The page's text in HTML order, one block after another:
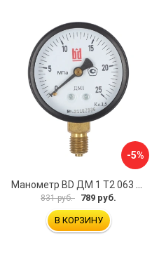
-5%
831 руб. 789 руб.
В КОРЗИНУ